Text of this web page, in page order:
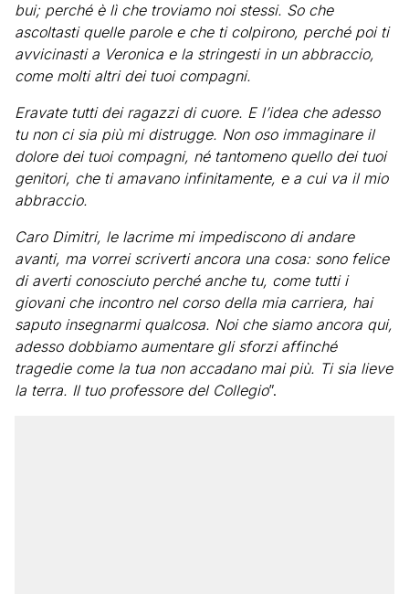
bui; perché è lì che troviamo noi stessi. So che
ascoltasti quelle parole e che ti colpirono, perché poi ti
avvicinasti a Veronica e la stringesti in un abbraccio,
come molti altri dei tuoi compagni.
Eravate tutti dei ragazzi di cuore. E l’idea che adesso
tu non ci sia più mi distrugge. Non oso immaginare il
dolore dei tuoi compagni, né tantomeno quello dei tuoi
genitori, che ti amavano infinitamente, e a cui va il mio
abbraccio.
Caro Dimitri, le lacrime mi impediscono di andare
avanti, ma vorrei scriverti ancora una cosa: sono felice
di averti conosciuto perché anche tu, come tutti i
giovani che incontro nel corso della mia carriera, hai
saputo insegnarmi qualcosa. Noi che siamo ancora qui,
adesso dobbiamo aumentare gli sforzi affinché
tragedie come la tua non accadano mai più. Ti sia lieve
la terra. Il tuo professore del Collegio”.